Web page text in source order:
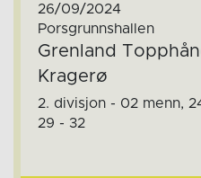
26/09/2024
Porsgrunnshallen
Grenland
Kragerø
2. divisjon - 02 menn,
29 - 32